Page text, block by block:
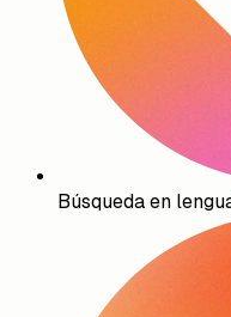
Búsqueda en